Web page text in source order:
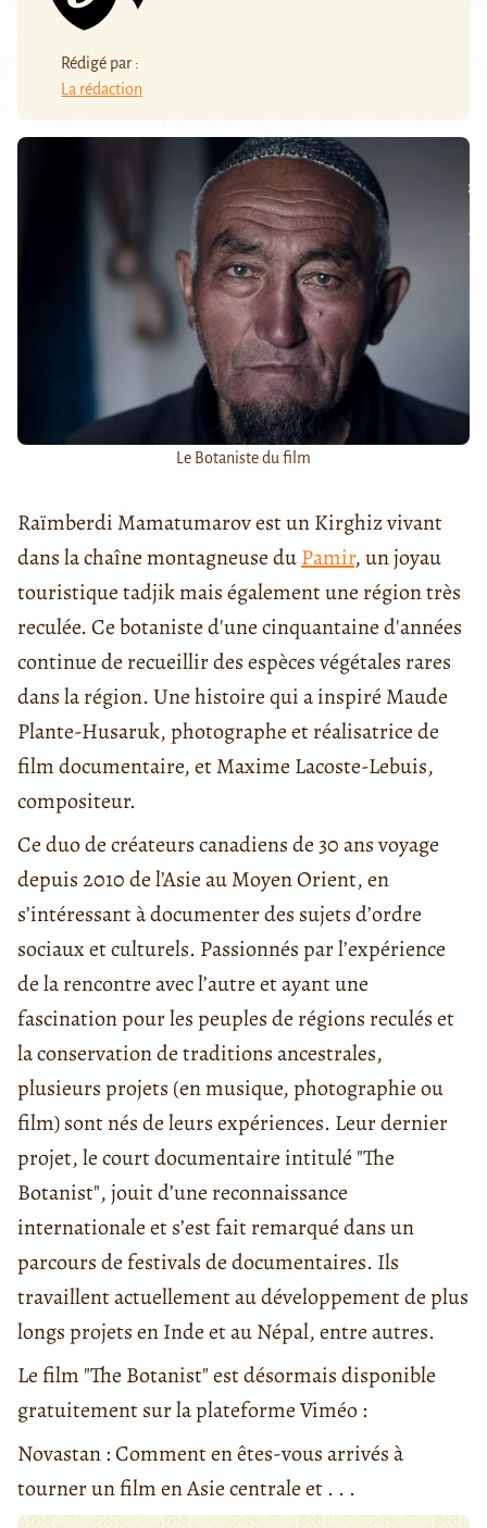
Rédigé par :
La rédaction
Le Botaniste du film
Raïmberdi Mamatumarov est un Kirghiz vivant
dans la chaîne montagneuse duPamir, un joyau
touristique tadjik mais également une région très
reculée. Ce botaniste d'une cinquantaine d'années
continue de recueillir des espèces végétales rares
dans la région. Une histoire qui a inspiré Maude
Plante-Husaruk, photographe et réalisatrice de
film documentaire, et Maxime Lacoste-Lebuis,
compositeur.
Ce duo de créateurs canadiens de 30 ans voyage
depuis 2010 de l’Asie au Moyen Orient, en
s’intéressant à documenter des sujets d’ordre
sociaux et culturels. Passionnés par l’expérience
de la rencontre avec l’autre et ayant une
fascination pour les peuples de régions reculés et
la conservation de traditions ancestrales,
plusieurs projets (en musique, photographie ou
film) sont nés de leurs expériences. Leur dernier
projet, le court documentaire intitulé "The
Botanist", jouit d’une reconnaissance
internationale et s’est fait remarqué dans un
parcours de festivals de documentaires. Ils
travaillent actuellement au développement de plus
longs projets en Inde et au Népal, entre autres.
Le film "The Botanist" est désormais disponible
gratuitement sur la plateforme Viméo :
Novastan : Comment en êtes-vous arrivés à
tourner un film en Asie centrale et . . .